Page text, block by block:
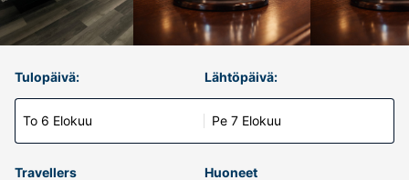
Tulopäivä:
To 6 Elokuu
Lähtöpäivä:
Pe 7 Elokuu
Travellers Huoneet